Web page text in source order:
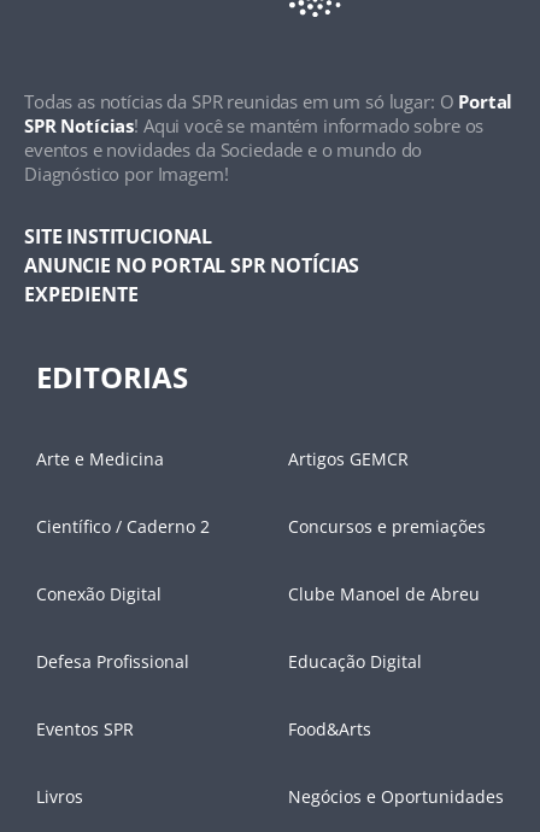
Todas as notícias da SPR reunidas em um só lugar: O Portal
SPR Notícias! Aqui você se mantém informado sobre os
eventos e novidades da Sociedade e o mundo do
Diagnóstico por Imagem!
SITE INSTITUCIONAL
ANUNCIE NO PORTAL SPR NOTÍCIAS
EXPEDIENTE
EDITORIAS
Arte e Medicina Artigos GEMCR
Científico / Caderno 2 Concursos e premiações
Conexão Digital Clube Manoel de Abreu
Defesa Profissional Educação Digital
Eventos SPR Food&Arts
Livros Negócios e Oportunidades